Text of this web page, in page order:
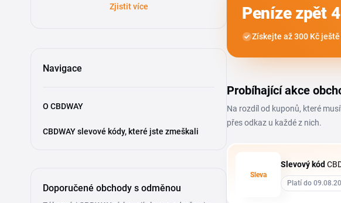
Zjistit více
Navigace
O CBDWAY
CBDWAY slevové kódy, které jste zmeškali
Doporučené obchody s odměnou
Peníze zpět
Získejte až 300 Kč ještě
Probíhající akce
Na rozdíl od kuponů, které
přes odkaz u každé z nich.
Sleva
Slevový kód
Platí do